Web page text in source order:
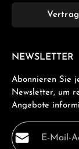
NEWSLETTER
Abonnieren Sie
Newsletter, um
Angebote
E-Mail-Adresse*